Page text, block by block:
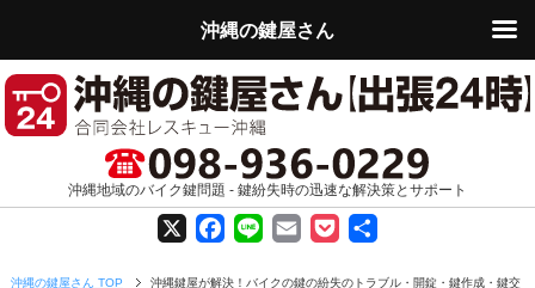
沖縄地域のバイク鍵問題 - 鍵紛失時の迅速な解決策とサポート
X F
a
L
i
E
m
P
o 有
沖縄の鍵屋さん TOP
沖縄鍵屋が解決！バイクの鍵の紛失のトラブル・開錠・鍵作成・鍵交
沖縄の鍵屋さん